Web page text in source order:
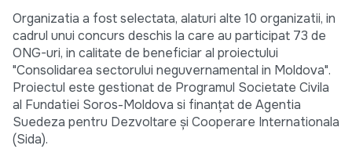
Organizatia a fost selectata, alaturi alte 10 organizatii, in
cadrul unui concurs deschis la care au participat 73 de
ONG-uri, in calitate de beneficiar al proiectului
"Consolidarea sectorului neguvernamental in Moldova".
Proiectul este gestionat de Programul Societate Civila
al Fundatiei Soros-Moldova si finanţat de Agentia
Suedeza pentru Dezvoltare şi Cooperare Internationala
(Sida).